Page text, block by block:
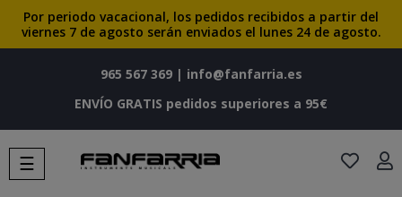
Por periodo vacacional, los pedidos recibidos a partir del
viernes 7 de agosto serán enviados el lunes 24 de agosto.
965 567 369| info@fanfarria.es
ENVÍO GRATIS pedidos superiores a 95€
Navegación
de
☰